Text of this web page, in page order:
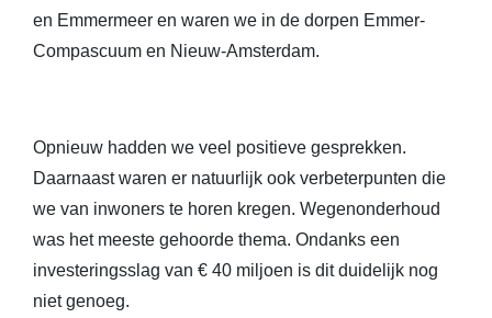
en Emmermeer en waren we in de dorpen Emmer-
Compascuum en Nieuw-Amsterdam.
Opnieuw hadden we veel positieve gesprekken.
Daarnaast waren er natuurlijk ook verbeterpunten die
we van inwoners te horen kregen. Wegenonderhoud
was het meeste gehoorde thema. Ondanks een
investeringsslag van € 40 miljoen is dit duidelijk nog
niet genoeg.